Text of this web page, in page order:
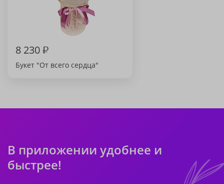
8 230₽
Букет "От всего сердца"
В приложении удобнее и
быстрее!